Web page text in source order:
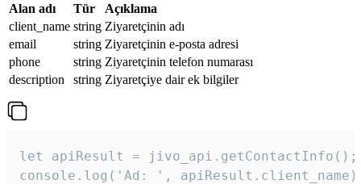
Alan adı Tür
Açıklama
client_name string Ziyaretçinin adı
email
string Ziyaretçinin e-posta adresi
phone
string Ziyaretçinin telefon numarası
description
string Ziyaretçiye dair ek bilgiler
let apiResult = jivo_api.getContactInfo();
console.log('Ad: ',